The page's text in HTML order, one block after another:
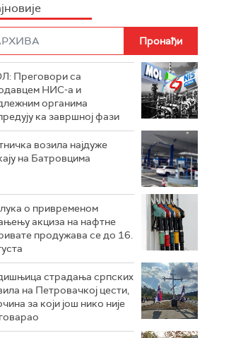
Преговори са
НИС-а и
органима
ка завршној фази
возила најдуже
на Батровцима
о привременом
акциза на нафтне
продужава се до 16.
страдања српских
на Петровачкој цести,
за који још нико није